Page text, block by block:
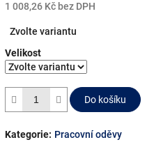
1 008,26 Kč bez DPH
cena:
Zvolte variantu
Velikost
Do košíku
Kategorie: Pracovní oděvy